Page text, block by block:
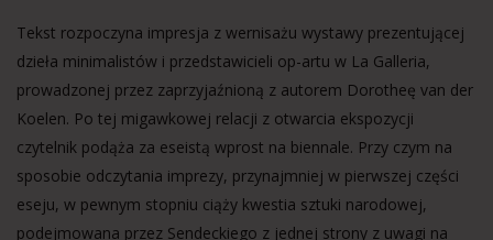
Tekst rozpoczyna impresja z wernisażu wystawy prezentującej
dzieła minimalistów i przedstawicieli op-artu w La Galleria,
prowadzonej przez zaprzyjaźnioną z autorem Dorotheę van der
Koelen. Po tej migawkowej relacji z otwarcia ekspozycji
czytelnik podąża za eseistą wprost na biennale. Przy czym na
sposobie odczytania imprezy, przynajmniej w pierwszej części
eseju, w pewnym stopniu ciąży kwestia sztuki narodowej,
podejmowana przez Sendeckiego z jednej strony z uwagi na